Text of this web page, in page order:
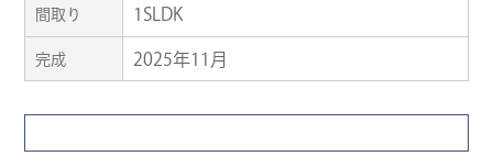
間取り 1SLDK
完成 2025年11月